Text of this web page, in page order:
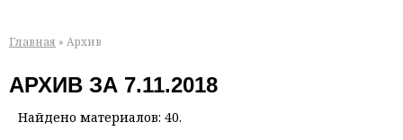
Главная » Архив
АРХИВ ЗА 7.11.2018
Найдено материалов: 40.